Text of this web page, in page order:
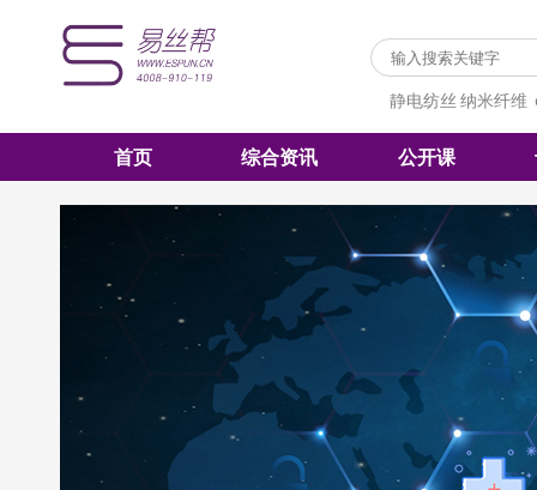
静电纺丝 纳米纤维
首页 综合资讯 公开课